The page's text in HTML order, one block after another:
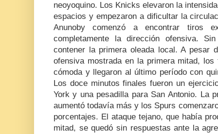
neoyoquino. Los Knicks elevaron la
espacios y empezaron a dificultar la
Anunoby comenzó a encontrar tiros
completamente la dirección ofensiva.
contener la primera oleada local. A pesar
ofensiva mostrada en la primera mitad, los
cómoda y llegaron al último período con
Los doce minutos finales fueron un
York y una pesadilla para San Antonio. La
aumentó todavía más y los Spurs
porcentajes. El ataque tejano, que había
mitad, se quedó sin respuestas ante la